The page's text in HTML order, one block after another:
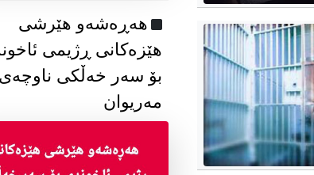
هەڕەشەو هێرشی
هێزەکانی ڕژیمی
بۆ سەر خەڵکی
مەریوان